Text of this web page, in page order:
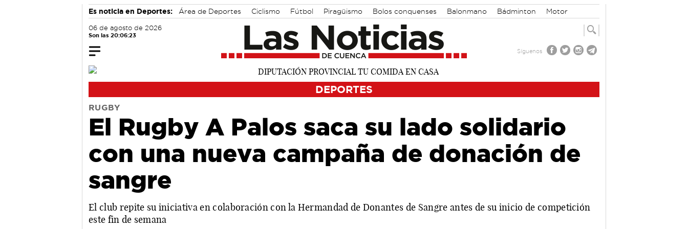
Es noticia en Deportes: Área de Deportes Ciclismo Fútbol Piragüismo Bolos conquenses Balonmano Bádminton Motor
06 de agosto de 2026
Son las 20:06:23
Síguenos
DEPORTES
RUGBY
El Rugby A Palos saca su lado solidario
con una nueva campaña de donación de
sangre
El club repite su iniciativa en colaboración con la Hermandad de Donantes de Sangre antes de su inicio de competición
este fin de semana